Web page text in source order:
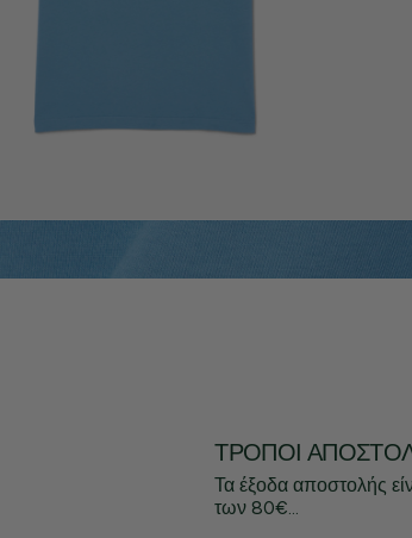
ΤΡΌΠΟΙ
Τα έξοδα αποστολής
των 80€...